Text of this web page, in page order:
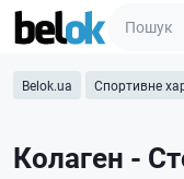
Belok.ua Спортивне
Колаген -